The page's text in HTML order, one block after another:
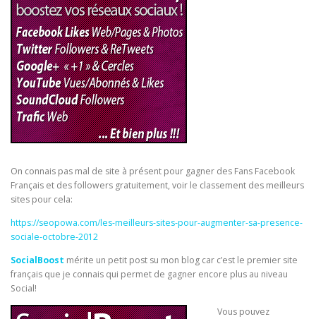
On connais pas mal de site à présent pour gagner des Fans Facebook
Français et des followers gratuitement, voir le classement des meilleurs
sites pour cela:
https://seopowa.com/les-meilleurs-sites-pour-augmenter-sa-presence-
sociale-octobre-2012
SocialBoost mérite un petit post su mon blog car c’est le premier site
français que je connais qui permet de gagner encore plus au niveau
Social!
Vous pouvez